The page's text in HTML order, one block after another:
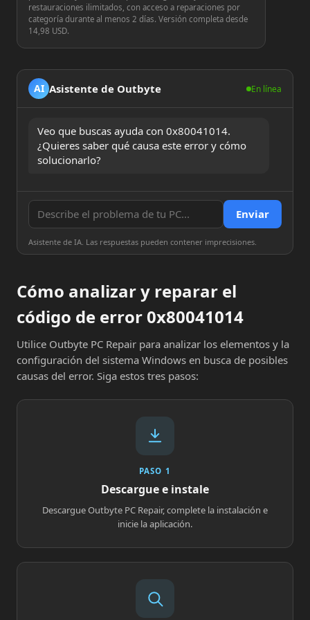
restauraciones ilimitados, con acceso a reparaciones por
categoría durante al menos 2 días. Versión completa desde
14,98 USD.
AI Asistente de Outbyte En línea
Veo que buscas ayuda con 0x80041014.
¿Quieres saber qué causa este error y cómo
solucionarlo?
Enviar
Asistente de IA. Las respuestas pueden contener imprecisiones.
Cómo analizar y reparar el
código de error 0x80041014
Utilice Outbyte PC Repair para analizar los elementos y la
configuración del sistema Windows en busca de posibles
causas del error. Siga estos tres pasos:
PASO 1
Descargue e instale
Descargue Outbyte PC Repair, complete la instalación e
inicie la aplicación.